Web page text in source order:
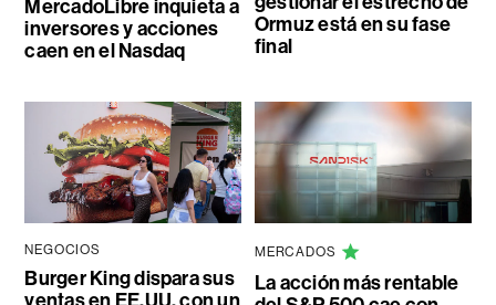
MercadoLibre inquieta a
inversores y acciones
caen en el Nasdaq
Ormuz está en su fase
final
NEGOCIOS
Burger King dispara sus
MERCADOS
La acción más rentable